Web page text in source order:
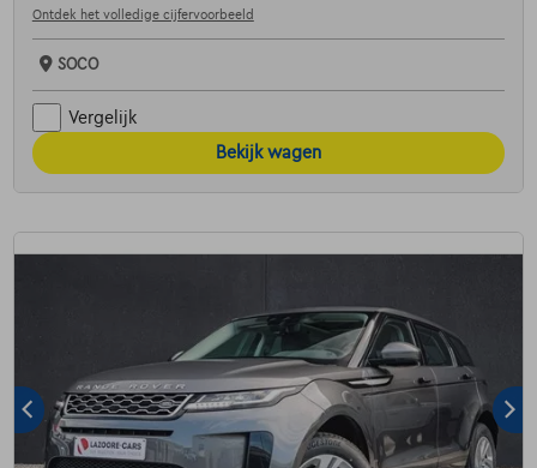
Ontdek het volledige cijfervoorbeeld
SOCO
Vergelijk
Bekijk wagen